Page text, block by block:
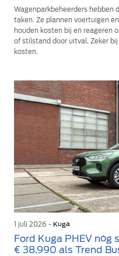
Wagenparkbeheerders hebben
taken. Ze plannen voertuigen
houden kosten bij en reageren
of stilstand door uitval. Zeker
kosten.
1 juli 2026 - Kuga
Ford Kuga PHEV nóg
€ 38.990 als Trend